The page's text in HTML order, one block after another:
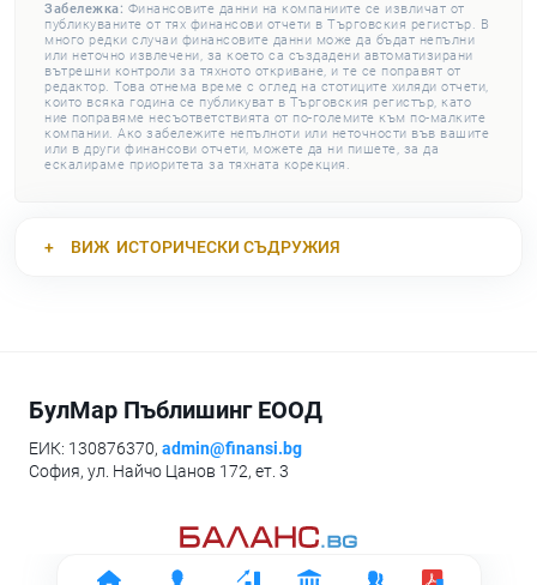
Забележка: Финансовите данни на компаниите се извличат от
публикуваните от тях финансови отчети в Търговския регистър. В
много редки случаи финансовите данни може да бъдат непълни
или неточно извлечени, за което са създадени автоматизирани
вътрешни контроли за тяхното откриване, и те се поправят от
редактор. Това отнема време с оглед на стотиците хиляди отчети,
които всяка година се публикуват в Търговския регистър, като
ние поправяме несъответствията от по-големите към по-малките
компании. Ако забележите непълноти или неточности във вашите
или в други финансови отчети, можете да ни пишете, за да
ескалираме приоритета за тяхната корекция.
ВИЖ ИСТОРИЧЕСКИ СЪДРУЖИЯ
БулМар Пъблишинг ЕООД
ЕИК: 130876370, admin@finansi.bg
София, ул. Найчо Цанов 172, ет. 3